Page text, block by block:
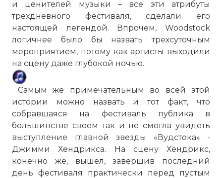
и ценителей музыки – все эти атрибуты
трехдневного фестиваля, сделали его
настоящей легендой. Впрочем, Woodstock
логичнее было бы назвать трехсуточным
мероприятием, потому как артисты выходили
на сцену даже глубокой ночью.
Самым же примечательным во всей этой
истории можно назвать и тот факт, что
собравшаяся на фестиваль публика в
большинстве своем так и не смогла увидеть
выступление главной звезды «Вудстока» -
Джимми Хендрикса. На сцену Хендрикс,
конечно же, вышел, завершив последний
день фестиваля практически перед пустым